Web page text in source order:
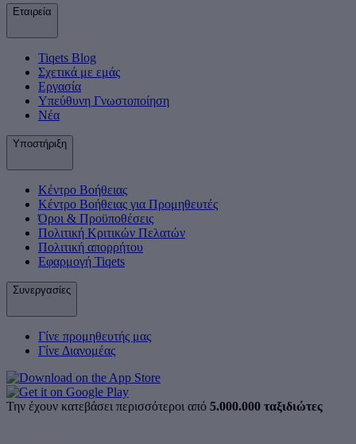
Εταιρεία
Tiqets Βlog
Σχετικά με εμάς
Εργασία
Υπεύθυνη Γνωστοποίηση
Νέα
Υποστήριξη
Κέντρο Βοήθειας
Κέντρο Βοήθειας για Προμηθευτές
Όροι & Προϋποθέσεις
Πολιτική Κριτικών Πελατών
Πολιτική απορρήτου
Εφαρμογή Tiqets
Συνεργασίες
Γίνε προμηθευτής μας
Γίνε Διανομέας
Την έχουν κατεβάσει περισσότεροι από 5.000.000 ταξιδιώτες